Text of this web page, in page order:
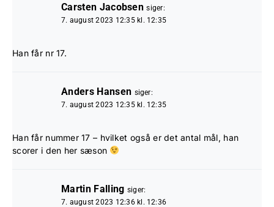
Carsten Jacobsen siger:
7. august 2023 12:35 kl. 12:35
Han får nr 17.
Anders Hansen siger:
7. august 2023 12:35 kl. 12:35
Han får nummer 17 – hvilket også er det antal mål, han
scorer i den her sæson
Martin Falling siger:
7. august 2023 12:36 kl. 12:36